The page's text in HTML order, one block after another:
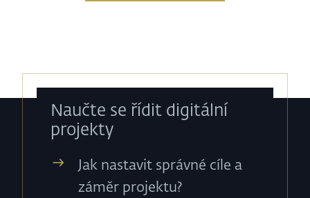
Naučte se řídit digitální
projekty
Jak nastavit správné cíle a
záměr projektu?